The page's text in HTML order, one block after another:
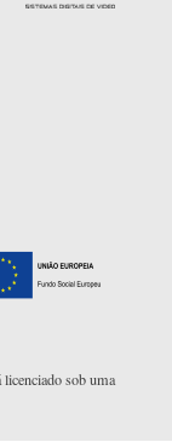
licenciado sob uma